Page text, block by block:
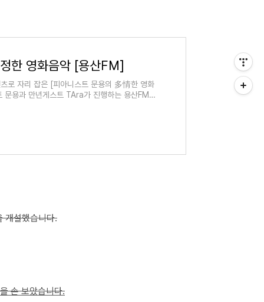
한 영화음악 [용산FM]
로 자리 잡은 [피아니스트 문용의 多情한 영화
문용과 만년게스트 TAra가 진행하는 용산FM의
개설했습니다.
손 보았습니다.